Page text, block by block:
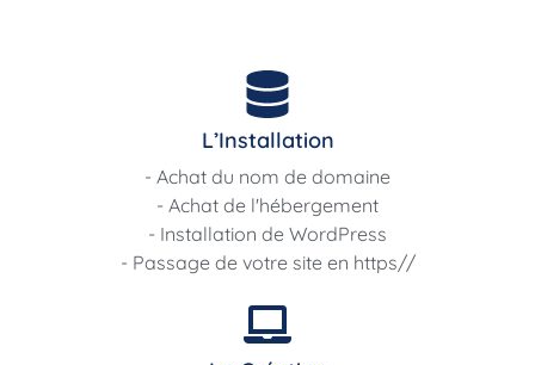
L’Installation
- Achat du nom de domaine
- Achat de l'hébergement
- Installation de WordPress
- Passage de votre site en https//